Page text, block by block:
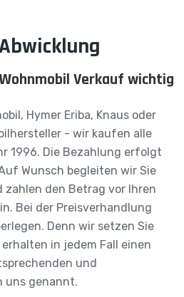
Verkauf wichtig
Hymer Eriba, Knaus oder
- wir kaufen alle
1996. Die Bezahlung erfolgt
Wunsch begleiten wir Sie
zahlen den Betrag vor Ihren
Bei der Preisverhandlung
Denn wir setzen Sie
in jedem Fall einen
und
uns genannt.